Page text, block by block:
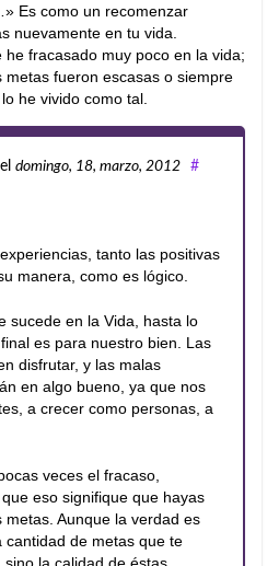
Es como un recomenzar
nuevamente en tu vida.
fracasado muy poco en la vida;
fueron escasas o siempre
he vivido como tal.
el domingo, 18, marzo, 2012 #
tanto las positivas
manera, como es lógico.
sucede en la Vida, hasta lo
es para nuestro bien. Las
disfrutar, y las malas
en algo bueno, ya que nos
a crecer como personas, a
veces el fracaso,
eso signifique que hayas
Aunque la verdad es
de metas que te